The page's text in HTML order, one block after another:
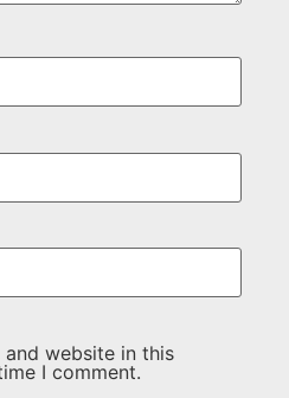
and website in this
I comment.